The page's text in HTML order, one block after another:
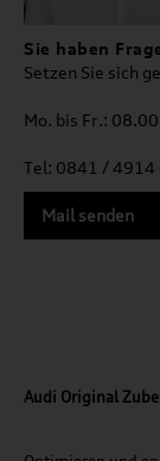
Sie haben
Setzen Sie sich
Mo. bis Fr.:
Tel: 0841 / 4914
Mail senden
Audi Original